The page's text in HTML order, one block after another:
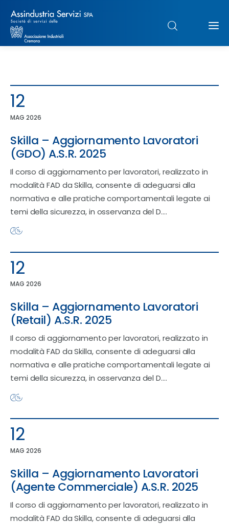
Paghe
Servizi & Sportelli
UNIMPIEGO
12
MAG 2026
Skilla – Aggiornamento Lavoratori
(GDO) A.S.R. 2025
Il corso di aggiornamento per lavoratori, realizzato in
modalità FAD da Skilla, consente di adeguarsi alla
normativa e alle pratiche comportamentali legate ai
temi della sicurezza, in osservanza del D.…
12
MAG 2026
Skilla – Aggiornamento Lavoratori
(Retail) A.S.R. 2025
Il corso di aggiornamento per lavoratori, realizzato in
modalità FAD da Skilla, consente di adeguarsi alla
normativa e alle pratiche comportamentali legate ai
temi della sicurezza, in osservanza del D.…
12
MAG 2026
Skilla – Aggiornamento Lavoratori
(Agente Commerciale) A.S.R. 2025
Il corso di aggiornamento per lavoratori, realizzato in
modalità FAD da Skilla, consente di adeguarsi alla